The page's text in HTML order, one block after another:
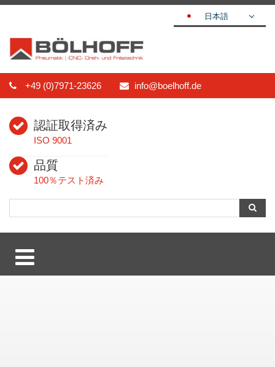
+49 (0)7971-23626 info@boelhoff.de
ESPAÑOL
日本語
MAGYAR
認証取得済み
ISO 9001
品質
100％テスト済み